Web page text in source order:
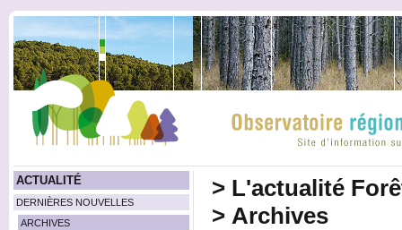
ACTUALITÉ
DERNIÈRES NOUVELLES
ARCHIVES
> L'actualité
> Archives